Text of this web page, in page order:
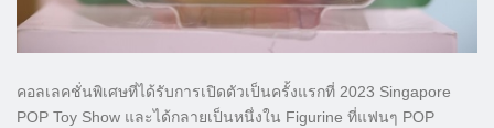
คอลเลคชั่นพิเศษที่ได้รับการเปิดตัวเป็นครั้งแรกที่ 2023 Singapore
POP Toy Show และได้กลายเป็นหนึ่งใน Figurine ที่แฟนๆ POP